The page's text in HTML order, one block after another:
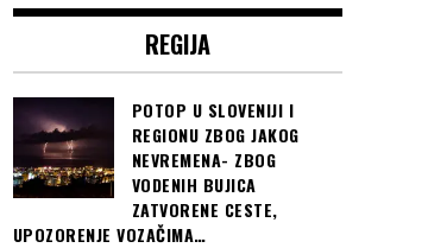
REGIJA
POTOP U SLOVENIJI I
REGIONU ZBOG JAKOG
NEVREMENA- ZBOG
VODENIH BUJICA
ZATVORENE CESTE,
UPOZORENJE VOZAČIMA…